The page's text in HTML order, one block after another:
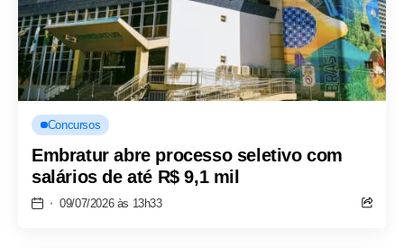
Concursos
Embratur abre processo seletivo com
salários de até R$ 9,1 mil
09/07/2026 às 13h33